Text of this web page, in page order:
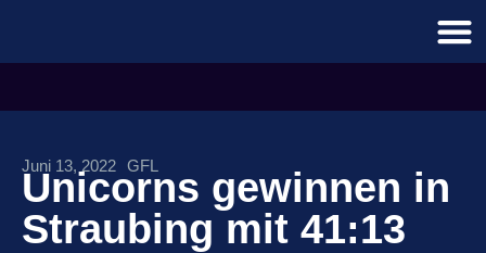
Juni 13, 2022 GFL
Unicorns gewinnen in
Straubing mit 41:13